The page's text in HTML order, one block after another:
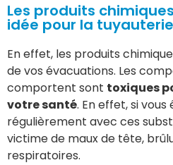
Les produits
idée pour la tuyauterie
En effet, les produits
de vos évacuations. Les
comportent sont toxiques
votre santé. En effet, si
régulièrement avec ces
victime de maux de tête,
respiratoires.